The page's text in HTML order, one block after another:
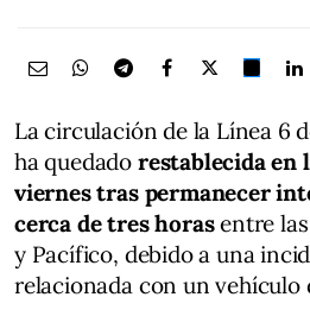
La circulación de la Línea 6
ha quedado restablecida en
viernes tras permanecer
cerca de tres horasentre las
y Pacífico, debido a una
relacionada con un